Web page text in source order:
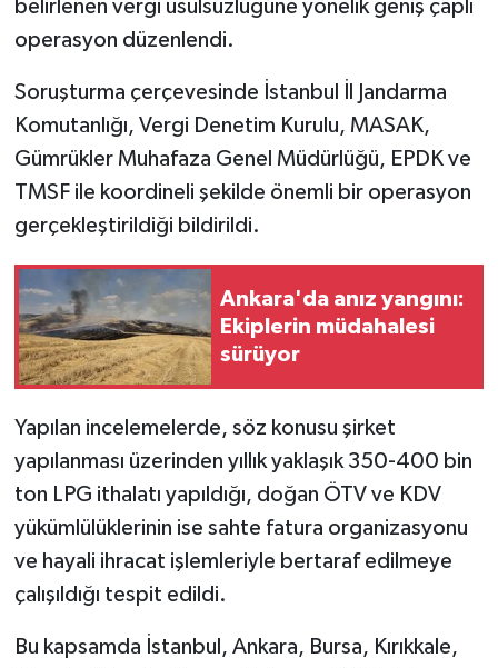
belirlenen vergi usulsüzlüğüne yönelik geniş çaplı
operasyon düzenlendi.
Soruşturma çerçevesinde İstanbul İl Jandarma
Komutanlığı, Vergi Denetim Kurulu, MASAK,
Gümrükler Muhafaza Genel Müdürlüğü, EPDK ve
TMSF ile koordineli şekilde önemli bir operasyon
gerçekleştirildiği bildirildi.
Ankara'da anız yangını:
Ekiplerin müdahalesi
sürüyor
Yapılan incelemelerde, söz konusu şirket
yapılanması üzerinden yıllık yaklaşık 350-400 bin
ton LPG ithalatı yapıldığı, doğan ÖTV ve KDV
yükümlülüklerinin ise sahte fatura organizasyonu
ve hayali ihracat işlemleriyle bertaraf edilmeye
çalışıldığı tespit edildi.
Bu kapsamda İstanbul, Ankara, Bursa, Kırıkkale,